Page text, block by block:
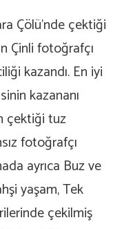
Çölü’nde çektiği
Çinli fotoğrafçı
kazandı. En iyi
kazananı
çektiği tuz
fotoğrafçı
ayrıca Buz ve
yaşam, Tek
çekilmiş